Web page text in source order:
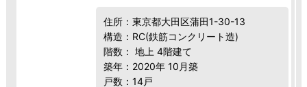
住所：東京都大田区蒲田1-30-13
構造：RC(鉄筋コンクリート造)
階数： 地上 4階建て
築年：2020年 10月築
戸数：14戸